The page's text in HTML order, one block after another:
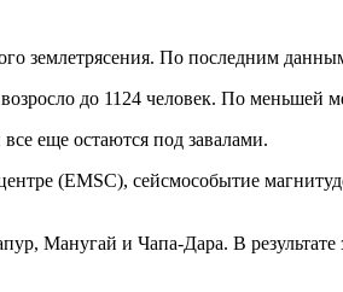
землетрясения. По последним
до 1124 человек. По меньшей
еще остаются под завалами.
(EMSC), сейсмособытие
Манугай и Чапа-Дара. В результате